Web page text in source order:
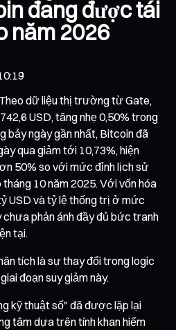
đang được tái
năm 2026
dữ liệu thị trường từ Gate,
USD, tăng nhẹ 0,50% trong
bảy ngày gần nhất, Bitcoin đã
qua giảm tới 10,73%, hiện
50% so với mức đỉnh lịch sử
10 năm 2025. Với vốn hóa
USD và tỷ lệ thống trị ở mức
chưa phản ánh đầy đủ bức tranh
tại.
tích là sự thay đổi trong logic
đoạn suy giảm này.
kỹ thuật số" đã được lặp lại
tâm dựa trên tính khan hiếm